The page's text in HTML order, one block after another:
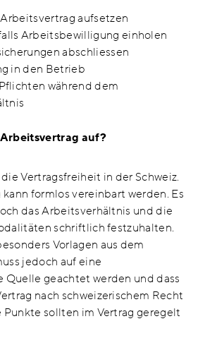
aufsetzen
Arbeitsbewilligung einholen
abschliessen
in den Betrieb
während dem
auf?
Vertragsfreiheit in der Schweiz.
formlos vereinbart werden. Es
das Arbeitsverhältnis und die
schriftlich festzuhalten.
Vorlagen aus dem
jedoch auf eine
Quelle geachtet werden und dass
nach schweizerischem Recht
sollten im Vertrag geregelt